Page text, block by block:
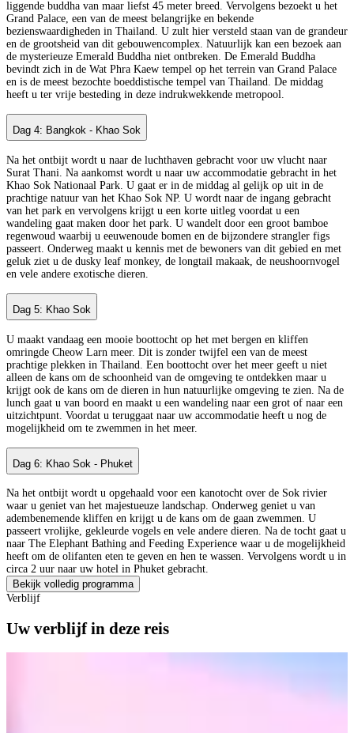
liggende buddha van maar liefst 45 meter breed. Vervolgens bezoekt u het
Grand Palace, een van de meest belangrijke en bekende
bezienswaardigheden in Thailand. U zult hier versteld staan van de grandeur
en de grootsheid van dit gebouwencomplex. Natuurlijk kan een bezoek aan
de mysterieuze Emerald Buddha niet ontbreken. De Emerald Buddha
bevindt zich in de Wat Phra Kaew tempel op het terrein van Grand Palace
en is de meest bezochte boeddistische tempel van Thailand. De middag
heeft u ter vrije besteding in deze indrukwekkende metropool.
Dag 4: Bangkok - Khao Sok
Na het ontbijt wordt u naar de luchthaven gebracht voor uw vlucht naar
Surat Thani. Na aankomst wordt u naar uw accommodatie gebracht in het
Khao Sok Nationaal Park. U gaat er in de middag al gelijk op uit in de
prachtige natuur van het Khao Sok NP. U wordt naar de ingang gebracht
van het park en vervolgens krijgt u een korte uitleg voordat u een
wandeling gaat maken door het park. U wandelt door een groot bamboe
regenwoud waarbij u eeuwenoude bomen en de bijzondere strangler figs
passeert. Onderweg maakt u kennis met de bewoners van dit gebied en met
geluk ziet u de dusky leaf monkey, de longtail makaak, de neushoornvogel
en vele andere exotische dieren.
Dag 5: Khao Sok
U maakt vandaag een mooie boottocht op het met bergen en kliffen
omringde Cheow Larn meer. Dit is zonder twijfel een van de meest
prachtige plekken in Thailand. Een boottocht over het meer geeft u niet
alleen de kans om de schoonheid van de omgeving te ontdekken maar u
krijgt ook de kans om de dieren in hun natuurlijke omgeving te zien. Na de
lunch gaat u van boord en maakt u een wandeling naar een grot of naar een
uitzichtpunt. Voordat u teruggaat naar uw accommodatie heeft u nog de
mogelijkheid om te zwemmen in het meer.
Dag 6: Khao Sok - Phuket
Na het ontbijt wordt u opgehaald voor een kanotocht over de Sok rivier
waar u geniet van het majestueuze landschap. Onderweg geniet u van
adembenemende kliffen en krijgt u de kans om de gaan zwemmen. U
passeert vrolijke, gekleurde vogels en vele andere dieren. Na de tocht gaat u
naar The Elephant Bathing and Feeding Experience waar u de mogelijkheid
heeft om de olifanten eten te geven en hen te wassen. Vervolgens wordt u in
circa 2 uur naar uw hotel in Phuket gebracht.
Bekijk volledig programma
Verblijf
Uw verblijf in deze reis